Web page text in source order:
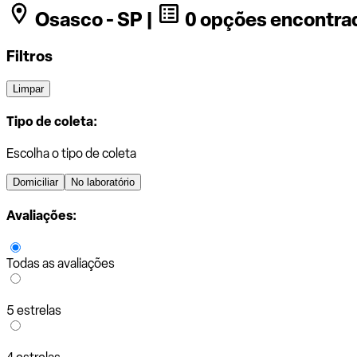
Osasco - SP | 0 opções
Filtros
Limpar
Tipo de coleta:
Escolha o tipo de coleta
Domiciliar No laboratório
Avaliações:
Todas as avaliações
5 estrelas